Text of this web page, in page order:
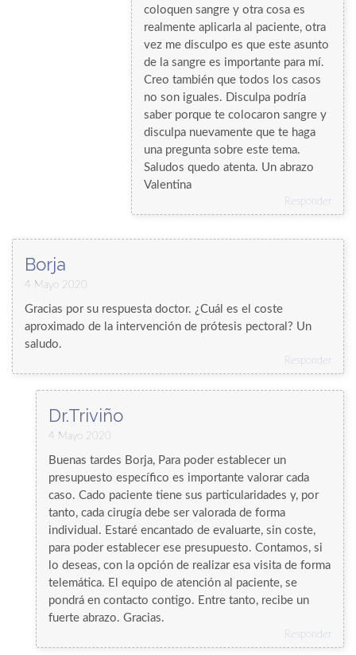
coloquen sangre y otra cosa es
realmente aplicarla al paciente, otra
vez me disculpo es que este asunto
de la sangre es importante para mí.
Creo también que todos los casos
no son iguales. Disculpa podría
saber porque te colocaron sangre y
disculpa nuevamente que te haga
una pregunta sobre este tema.
Saludos quedo atenta. Un abrazo
Valentina
Responder
Borja
4 Mayo 2020
Gracias por su respuesta doctor. ¿Cuál es el coste
aproximado de la intervención de prótesis pectoral? Un
saludo.
Responder
Dr.Triviño
4 Mayo 2020
Buenas tardes Borja, Para poder establecer un
presupuesto específico es importante valorar cada
caso. Cado paciente tiene sus particularidades y, por
tanto, cada cirugía debe ser valorada de forma
individual. Estaré encantado de evaluarte, sin coste,
para poder establecer ese presupuesto. Contamos, si
lo deseas, con la opción de realizar esa visita de forma
telemática. El equipo de atención al paciente, se
pondrá en contacto contigo. Entre tanto, recibe un
fuerte abrazo. Gracias.
Responder